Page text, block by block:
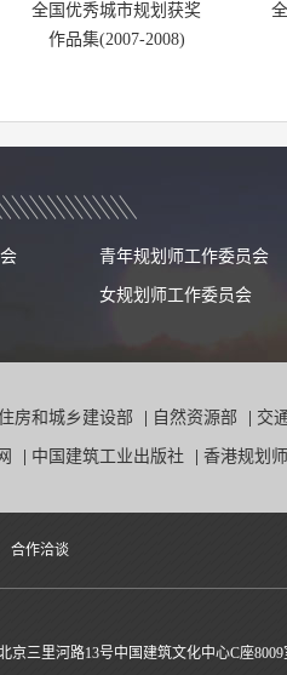
全国优秀城市规划获奖
作品集(2007-2008)
青年规划师工作委员会
女规划师工作委员会
房和城乡建设部 自然资源部 交
中国建筑工业出版社 香港规划
合作洽谈
京三里河路13号中国建筑文化中心C座8009